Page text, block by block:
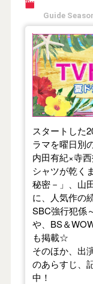
Guide
【2026年夏
スタートした
ラマを曜日別
内田有紀×寺
シャツが乾く
秘密－」、山
に、人気作の
SBC強行犯係
や、BS＆
も掲載☆
そのほか、出
のあらすじ、
中！